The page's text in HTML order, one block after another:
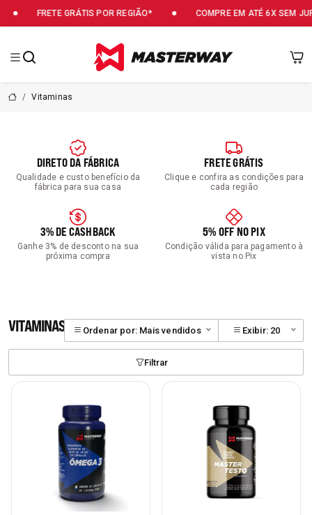
GRÁTIS POR REGIÃO* COMPRE EM ATÉ 6X SEM JUROS
Vitaminas
DIRETO DA FÁBRICA
Qualidade e custo benefício da
fábrica para sua casa
FRETE GRÁTIS
Clique e confira as condições para
cada região
3% DE CASHBACK
Ganhe 3% de desconto na sua
próxima compra
5% OFF NO PIX
Condição válida para pagamento à
vista no Pix
VITAMINAS Ordenar por: Mais vendidos Exibir: 20
Filtrar